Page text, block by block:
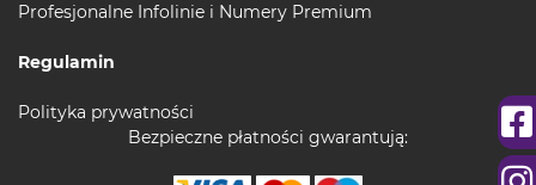
Profesjonalne Infolinie i Numery Premium
Regulamin
Polityka prywatności
Bezpieczne płatności gwarantują: